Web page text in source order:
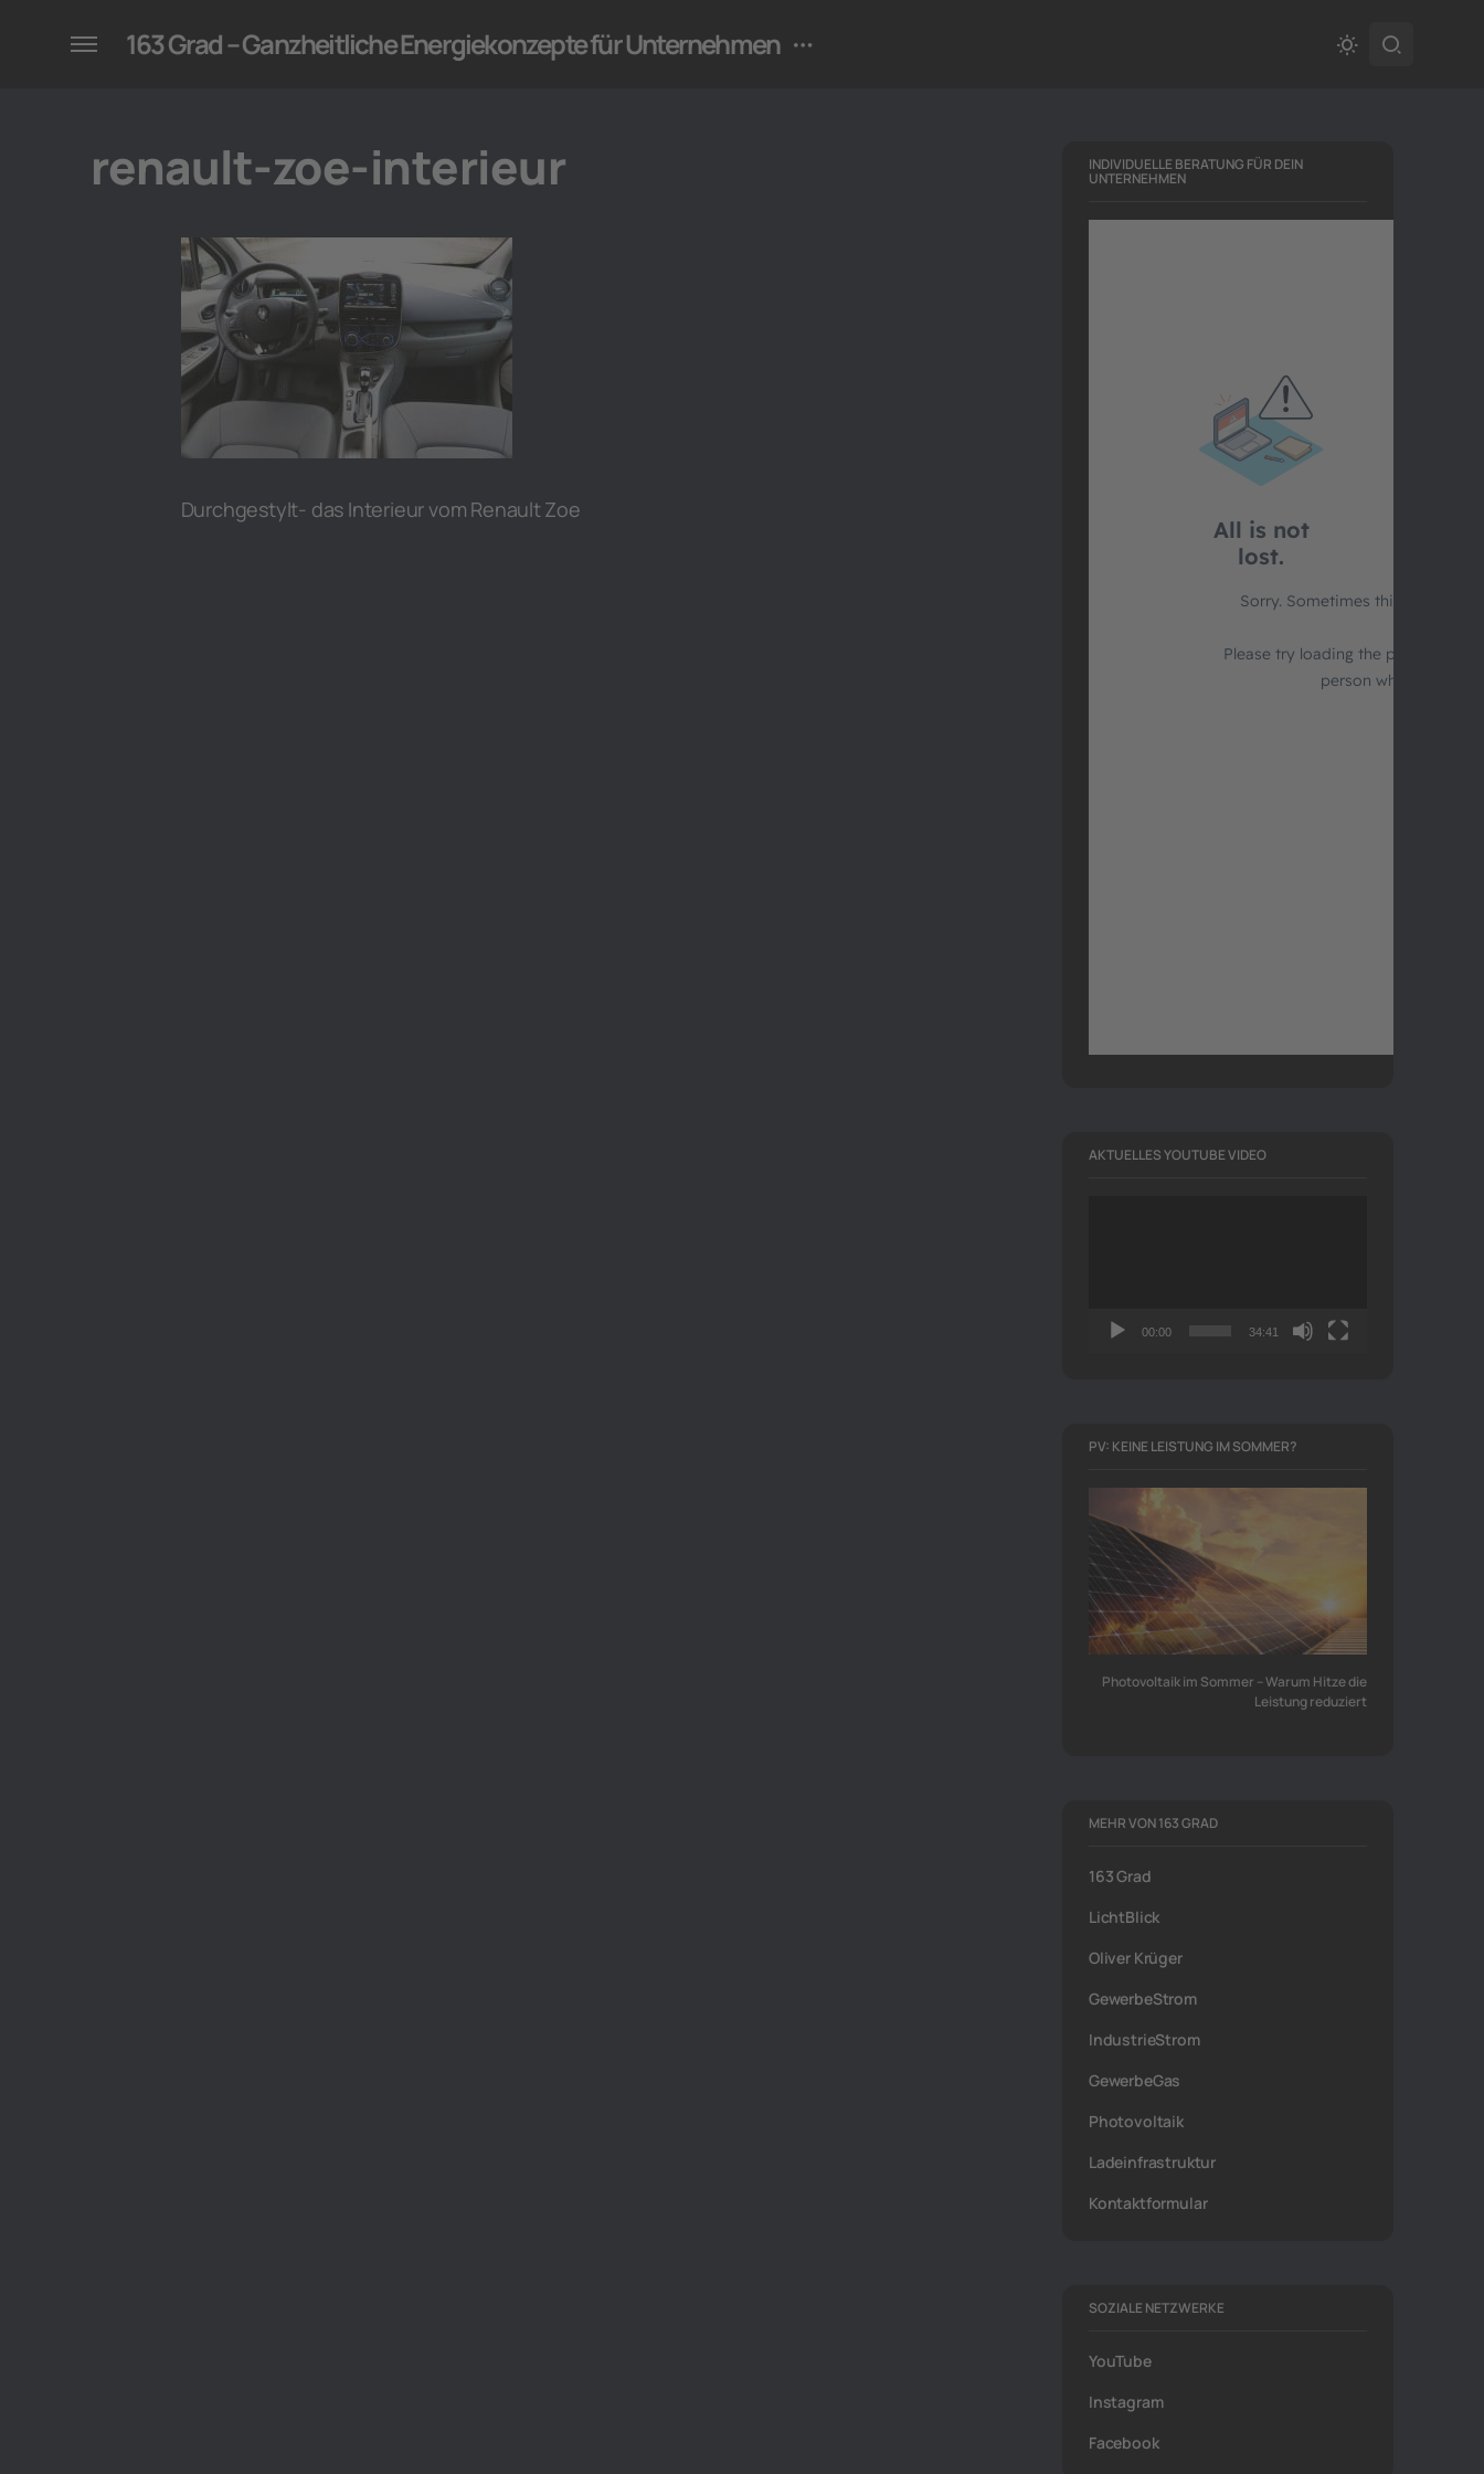
für Unternehmen
163 Grad – Ganzheitliche Energiekonzepte für Unternehmen
renault-zoe-interieur
Durchgestylt- das Interieur vom Renault Zoe
INDIVIDUELLE BERATUNG FÜR DEIN
UNTERNEHMEN
AKTUELLES YOUTUBE VIDEO
00:00 34:41
PV: KEINE LEISTUNG IM SOMMER?
Photovoltaik im Sommer – Warum Hitze die
Leistung reduziert
MEHR VON 163 GRAD
163 Grad
LichtBlick
Oliver Krüger
GewerbeStrom
IndustrieStrom
GewerbeGas
Photovoltaik
Ladeinfrastruktur
Kontaktformular
SOZIALE NETZWERKE
YouTube
Instagram
Facebook